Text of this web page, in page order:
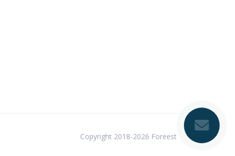
Copyright 2018-2026 Foreest